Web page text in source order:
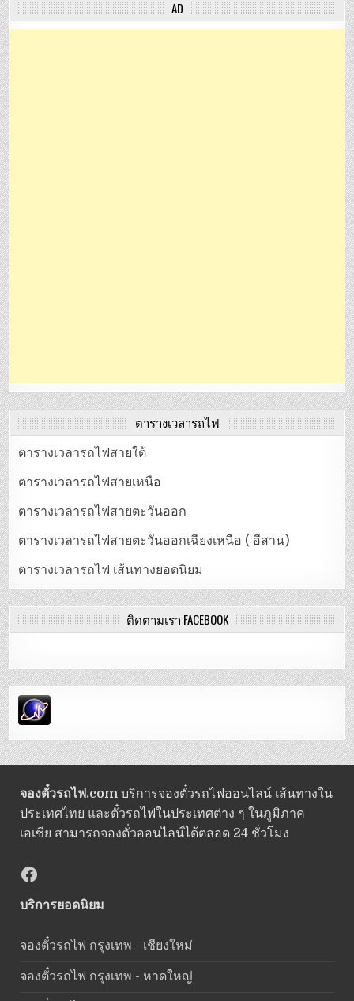
AD
ตารางเวลารถไฟ
ตารางเวลารถไฟสายใต้
ตารางเวลารถไฟสายเหนือ
ตารางเวลารถไฟสายตะวันออก
ตารางเวลารถไฟสายตะวันออกเฉียงเหนือ ( อีสาน)
ตารางเวลารถไฟ เส้นทางยอดนิยม
ติดตามเรา FACEBOOK
จองตั๋วรถไฟ.comบริการจองตั๋วรถไฟออนไลน์ เส้นทางใน
ประเทศไทย และตั๋วรถไฟในประเทศต่าง ๆ ในภูมิภาค
เอเซีย สามารถจองตั๋วออนไลน์ได้ตลอด 24 ชั่วโมง
Facebook
บริการยอดนิยม
จองตั๋วรถไฟ กรุงเทพ - เชียงใหม่
จองตั๋วรถไฟ กรุงเทพ - หาดใหญ่